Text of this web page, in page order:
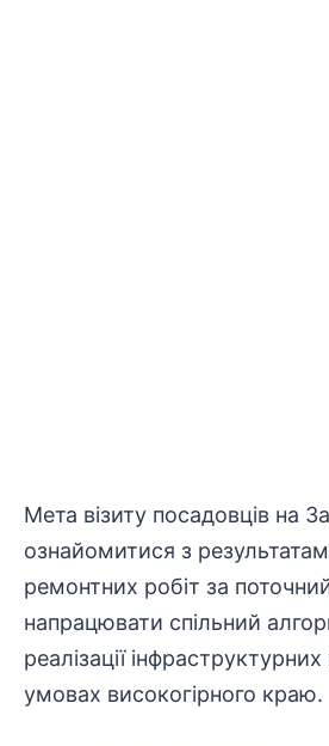
Мета візиту посадовців на
ознайомитися з
ремонтних робіт за
напрацювати спільний
реалізації
умовах високогірного краю.